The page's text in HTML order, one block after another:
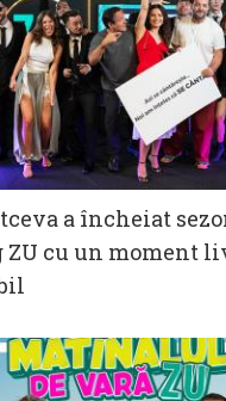
a încheiat
cu un moment